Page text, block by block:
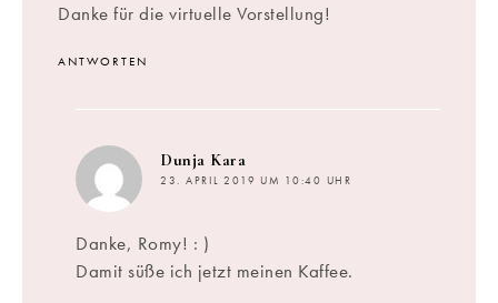
Danke für die virtuelle Vorstellung!
ANTWORTEN
Dunja Kara
23. APRIL 2019 UM 10:40 UHR
Danke, Romy! : )
Damit süße ich jetzt meinen Kaffee.